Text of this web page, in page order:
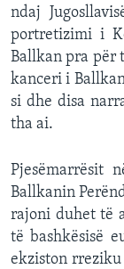
ndaj
portretizimi i
Ballkan pra për
kanceri i
si dhe disa
tha ai.
Pjesëmarrësit
Ballkanin
rajoni duhet të
të bashkësisë
ekziston